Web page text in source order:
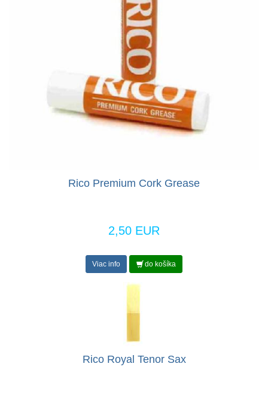
Rico Premium Cork Grease
2,50 EUR
Viac info do košíka
Rico Royal Tenor Sax